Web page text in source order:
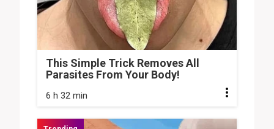
This Simple Trick Removes All
Parasites From Your Body!
6 h 32 min